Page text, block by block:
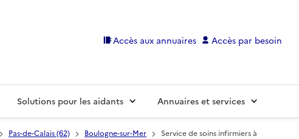
Accès aux annuaires Accès par besoin
Solutions pour les aidants Annuaires et services
Pas-de-Calais (62) Boulogne-sur-Mer
Service de soins infirmiers à